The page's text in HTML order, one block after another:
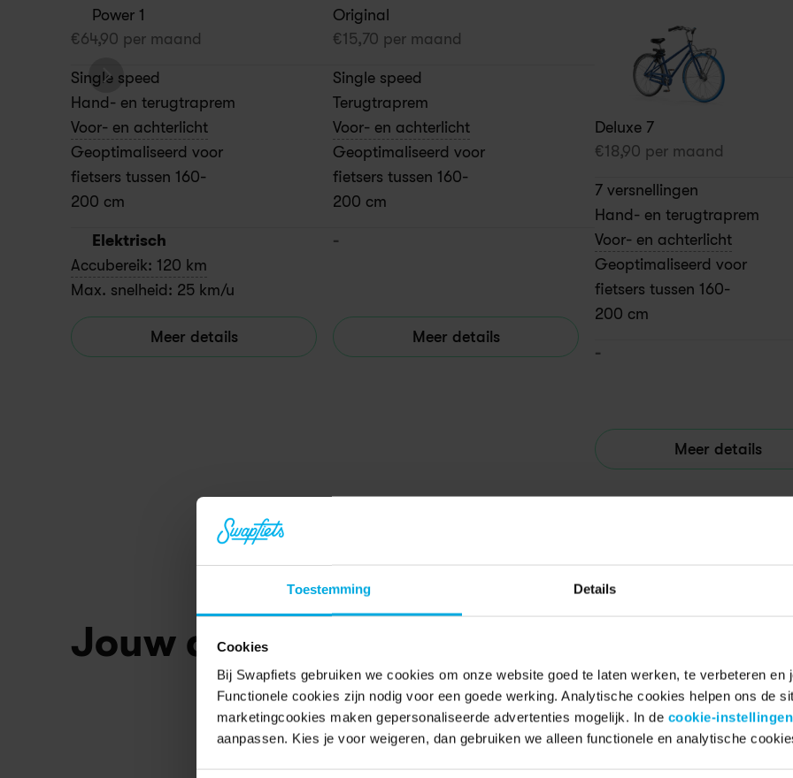
Toestemming Details
Cookies
Bij Swapfiets gebruiken we cookies om onze website goed te laten werken, te verbeteren en
Functionele cookies zijn nodig voor een goede werking. Analytische cookies helpen ons de
marketingcookies maken gepersonaliseerde advertenties mogelijk. In de cookie-instellingen
aanpassen. Kies je voor weigeren, dan gebruiken we alleen functionele en analytische
Power 1
€64,90 per maand
Single speed
Hand- en terugtraprem
Voor- en achterlicht
Geoptimaliseerd voor
fietsers tussen 160-
200 cm
Elektrisch
Accubereik: 120 km
Max. snelheid: 25 km/u
Meer details
Original
€15,70 per maand
Single speed
Terugtraprem
Voor- en achterlicht
Geoptimaliseerd voor
fietsers tussen 160-
200 cm
-
Meer details
Deluxe 7
€18,90 per maand
7 versnellingen
Hand- en terugtraprem
Voor- en achterlicht
Geoptimaliseerd voor
fietsers tussen 160-
200 cm
-
Meer details
Jouw all-inclusive fietsabonnement